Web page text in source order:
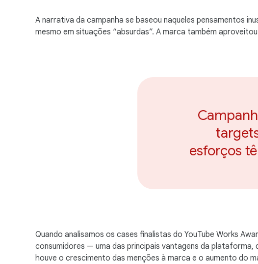
A narrativa da campanha se baseou naqueles pensamentos
mesmo em situações “absurdas”. A marca também
esforços
Quando analisamos os cases finalistas do YouTube Works
consumidores — uma das principais vantagens da
houve o crescimento das menções à marca e o aumento do